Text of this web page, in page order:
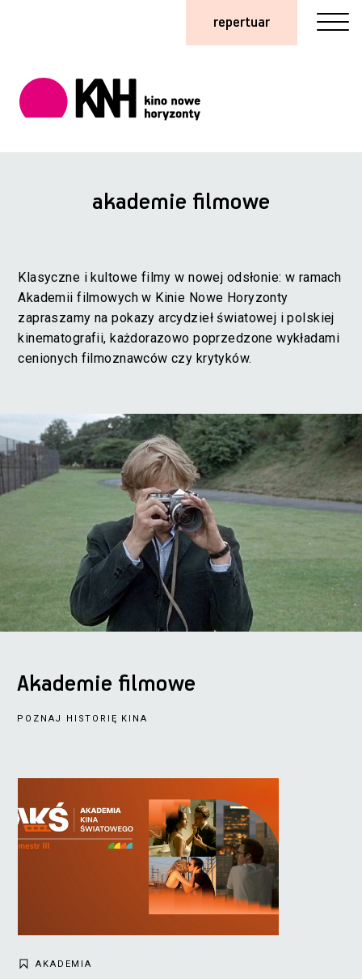
repertuar
akademie filmowe
Klasyczne i kultowe filmy w nowej odsłonie: w ramach
Akademii filmowych w Kinie Nowe Horyzonty
zapraszamy na pokazy arcydzieł światowej i polskiej
kinematografii, każdorazowo poprzedzone wykładami
cenionych filmoznawców czy krytyków.
Akademie filmowe
POZNAJ HISTORIĘ KINA
AKADEMIA